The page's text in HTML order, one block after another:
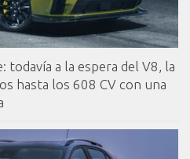
todavía a la espera del V8, la
hasta los 608 CV con una